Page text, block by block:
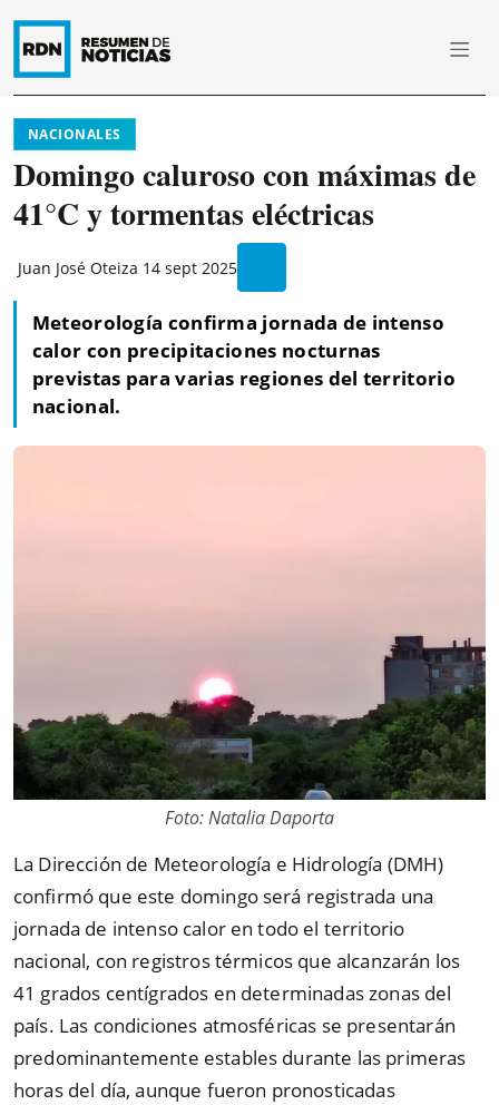
NACIONALES
Domingo caluroso con máximas de
41°C y tormentas eléctricas
Juan José Oteiza 14 sept 2025
Meteorología confirma jornada de intenso
calor con precipitaciones nocturnas
previstas para varias regiones del territorio
nacional.
Foto: Natalia Daporta
La Dirección de Meteorología e Hidrología (DMH)
confirmó que este domingo será registrada una
jornada de intenso calor en todo el territorio
nacional, con registros térmicos que alcanzarán los
41 grados centígrados en determinadas zonas del
país. Las condiciones atmosféricas se presentarán
predominantemente estables durante las primeras
horas del día, aunque fueron pronosticadas